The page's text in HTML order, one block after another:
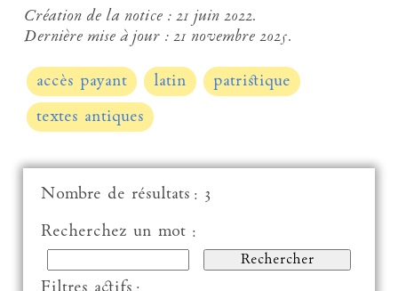
Création de la notice :21 juin 2022.
Dernière mise à jour :21 novembre 2025.
accès payant latin
patristique
textes antiques
Nombre de résultats : 3
Recherchez un mot :